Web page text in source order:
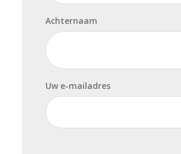
Achternaam
Uw e-mailadres